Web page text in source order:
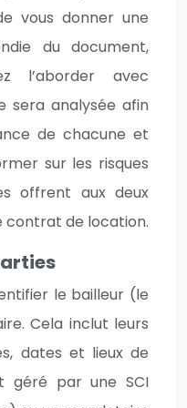
vous donner une
du document,
l’aborder avec
sera analysée afin
de chacune et
sur les risques
offrent aux deux
contrat de location.
le bailleur (le
Cela inclut leurs
dates et lieux de
géré par une SCI